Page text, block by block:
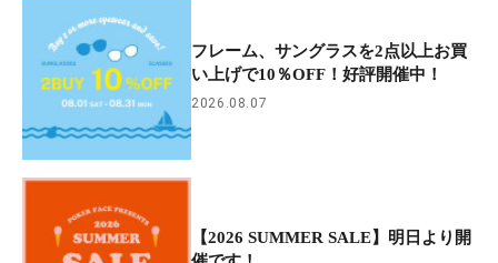
フレーム、サングラスを2点以上お買
い上げで10％OFF！好評開催中！
2026.08.07
【2026 SUMMER SALE】明日より開